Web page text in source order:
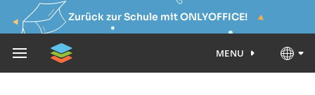
Zurück zur Schule mit ONLYOFFICE!
MENU